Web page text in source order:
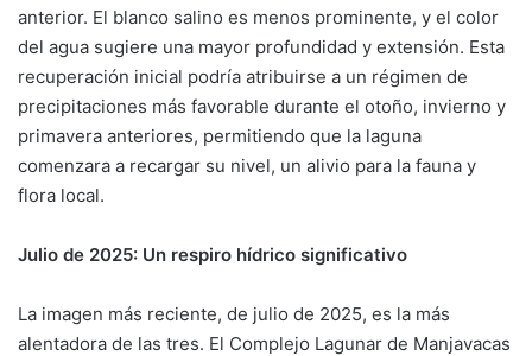
anterior. El blanco salino es menos prominente, y el color
del agua sugiere una mayor profundidad y extensión. Esta
recuperación inicial podría atribuirse a un régimen de
precipitaciones más favorable durante el otoño, invierno y
primavera anteriores, permitiendo que la laguna
comenzara a recargar su nivel, un alivio para la fauna y
flora local.
Julio de 2025: Un respiro hídrico significativo
La imagen más reciente, de julio de 2025, es la más
alentadora de las tres. El Complejo Lagunar de Manjavacas